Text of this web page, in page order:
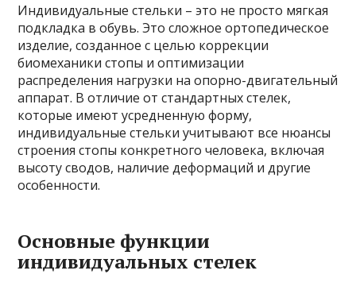
Индивидуальные стельки – это не просто мягкая
подкладка в обувь. Это сложное ортопедическое
изделие, созданное с целью коррекции
биомеханики стопы и оптимизации
распределения нагрузки на опорно-двигательный
аппарат. В отличие от стандартных стелек,
которые имеют усредненную форму,
индивидуальные стельки учитывают все нюансы
строения стопы конкретного человека, включая
высоту сводов, наличие деформаций и другие
особенности.
Основные функции
индивидуальных стелек